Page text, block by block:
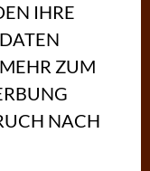
IHRE
ZUM
NACH